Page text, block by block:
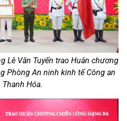
Lê Văn Tuyến trao Huân chương
Phòng An ninh kinh tế Công an
Hóa.